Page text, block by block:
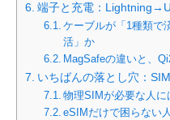
端子と充電：
ケーブルが「1種類で
活」か
MagSafeの違いと、
いちばんの落とし穴：
物理SIMが必要な人
eSIMだけで困らない